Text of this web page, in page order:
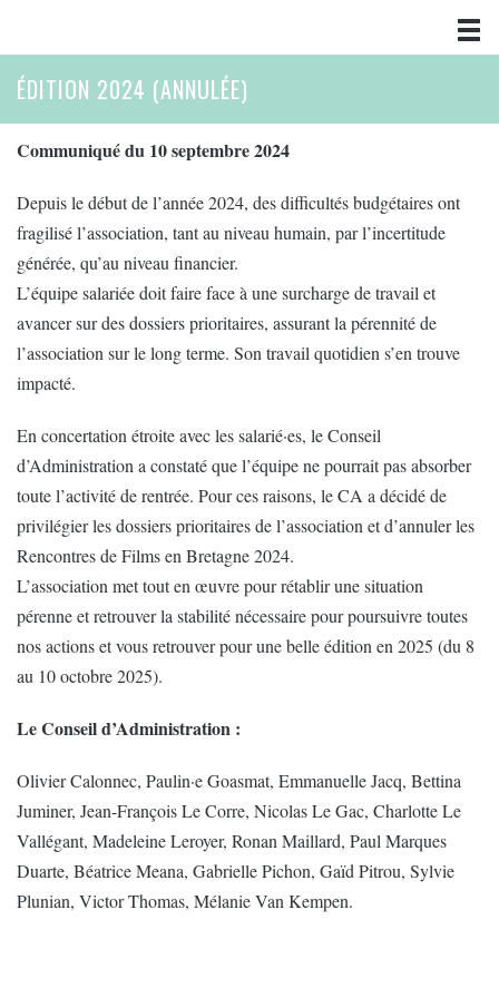
ÉDITION 2024 (ANNULÉE)
Communiqué du 10 septembre 2024
Depuis le début de l’année 2024, des difficultés budgétaires ont
fragilisé l’association, tant au niveau humain, par l’incertitude
générée, qu’au niveau financier.
L’équipe salariée doit faire face à une surcharge de travail et
avancer sur des dossiers prioritaires, assurant la pérennité de
l’association sur le long terme. Son travail quotidien s’en trouve
impacté.
En concertation étroite avec les salarié·es, le Conseil
d’Administration a constaté que l’équipe ne pourrait pas absorber
toute l’activité de rentrée. Pour ces raisons, le CA a décidé de
privilégier les dossiers prioritaires de l’association et d’annuler les
Rencontres de Films en Bretagne 2024.
L’association met tout en œuvre pour rétablir une situation
pérenne et retrouver la stabilité nécessaire pour poursuivre toutes
nos actions et vous retrouver pour une belle édition en 2025 (du 8
au 10 octobre 2025).
Le Conseil d’Administration :
Olivier Calonnec, Paulin·e Goasmat, Emmanuelle Jacq, Bettina
Juminer, Jean-François Le Corre, Nicolas Le Gac, Charlotte Le
Vallégant, Madeleine Leroyer, Ronan Maillard, Paul Marques
Duarte, Béatrice Meana, Gabrielle Pichon, Gaïd Pitrou, Sylvie
Plunian, Victor Thomas, Mélanie Van Kempen.